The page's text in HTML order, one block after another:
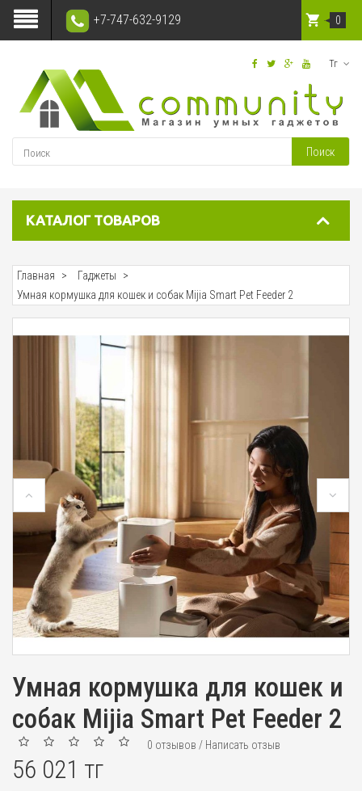
+7-747-632-9129
Тг
Поиск
0
КАТАЛОГ ТОВАРОВ
Главная
Гаджеты
Умная кормушка для кошек и собак Mijia Smart Pet Feeder 2
Умная кормушка для кошек и
собак Mijia Smart Pet Feeder 2
0 отзывов / Написать отзыв
56 021 тг